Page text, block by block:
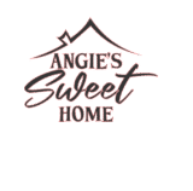
contenu